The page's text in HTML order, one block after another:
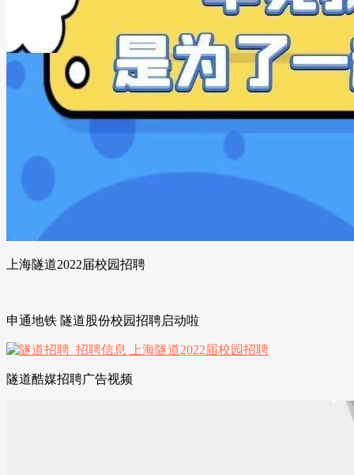
上海隧道2022届校园招聘
申通地铁 隧道股份校园招聘启动啦
隧道酷媒招聘广告视频